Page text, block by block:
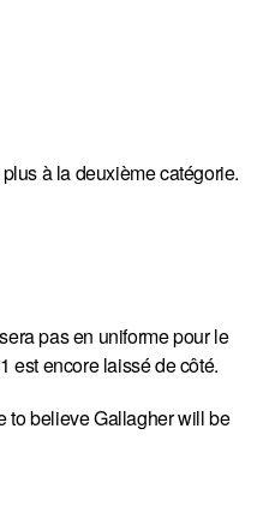
à la deuxième catégorie.
pas en uniforme pour le
est encore laissé de côté.
to believe Gallagher will be